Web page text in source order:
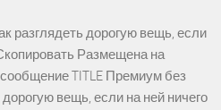
разглядеть дорогую вещь, если
Размещена на
TITLE Премиум без
вещь, если на ней ничего